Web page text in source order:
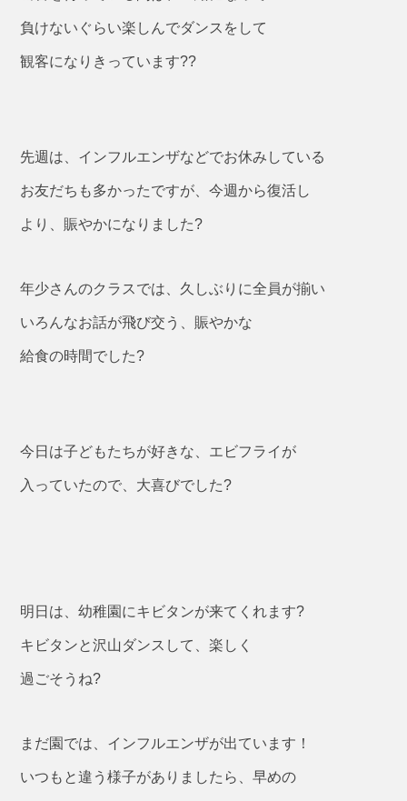
負けないぐらい楽しんでダンスをして
観客になりきっています??
先週は、インフルエンザなどでお休みしている
お友だちも多かったですが、今週から復活し
より、賑やかになりました?
年少さんのクラスでは、久しぶりに全員が揃い
いろんなお話が飛び交う、賑やかな
給食の時間でした?
今日は子どもたちが好きな、エビフライが
入っていたので、大喜びでした?
明日は、幼稚園にキビタンが来てくれます?
キビタンと沢山ダンスして、楽しく
過ごそうね?
まだ園では、インフルエンザが出ています！
いつもと違う様子がありましたら、早めの